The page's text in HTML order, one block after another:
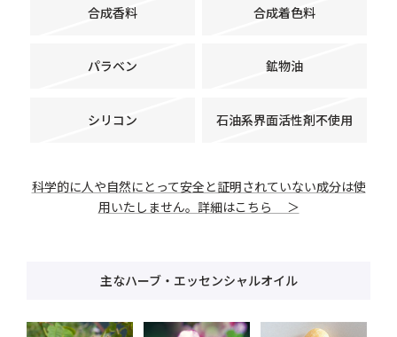
合成香料 合成着色料
パラベン 鉱物油
シリコン 石油系界面活性剤不使用
科学的に人や自然にとって安全と証明されていない成分は使
用いたしません。詳細はこちら ＞
主なハーブ・エッセンシャルオイル